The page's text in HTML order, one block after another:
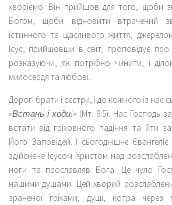
хворіємо. Він прийшов для того, щоби
Богом, щоби відновити втрачений
істинного та щасливого життя,
Ісус, прийшовши в світ, проповідує про
розказуючи, як потрібно чинити, і
милосердя та любові.
Дорогі брати і сестри, і до кожного із нас
«Встань і ходи!» (Мт. 9:5). Нас Господь
встати від гріховного падіння та йти
Його Заповідей. І сьогоднішнє
здійснене Ісусом Христом над
ноги та прославляв Бога. Це чуло
нашими душами. Цей хворий
зраненої гріхами, душі, котра через